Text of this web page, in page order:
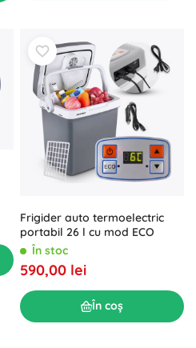
Frigider auto termoelectric
portabil 26 l cu mod ECO
În stoc
590,00 lei
În coș